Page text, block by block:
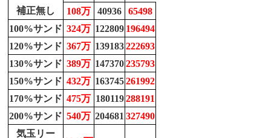
補正無し
108万 40936
65498
100%サンド 324万 122809 196494
120%サンド 367万 139183 222693
130%サンド 389万 147370 235793
150%サンド 432万 163745 261992
170%サンド 475万 180119 288191
200%サンド 540万 204681 327490
気玉リー